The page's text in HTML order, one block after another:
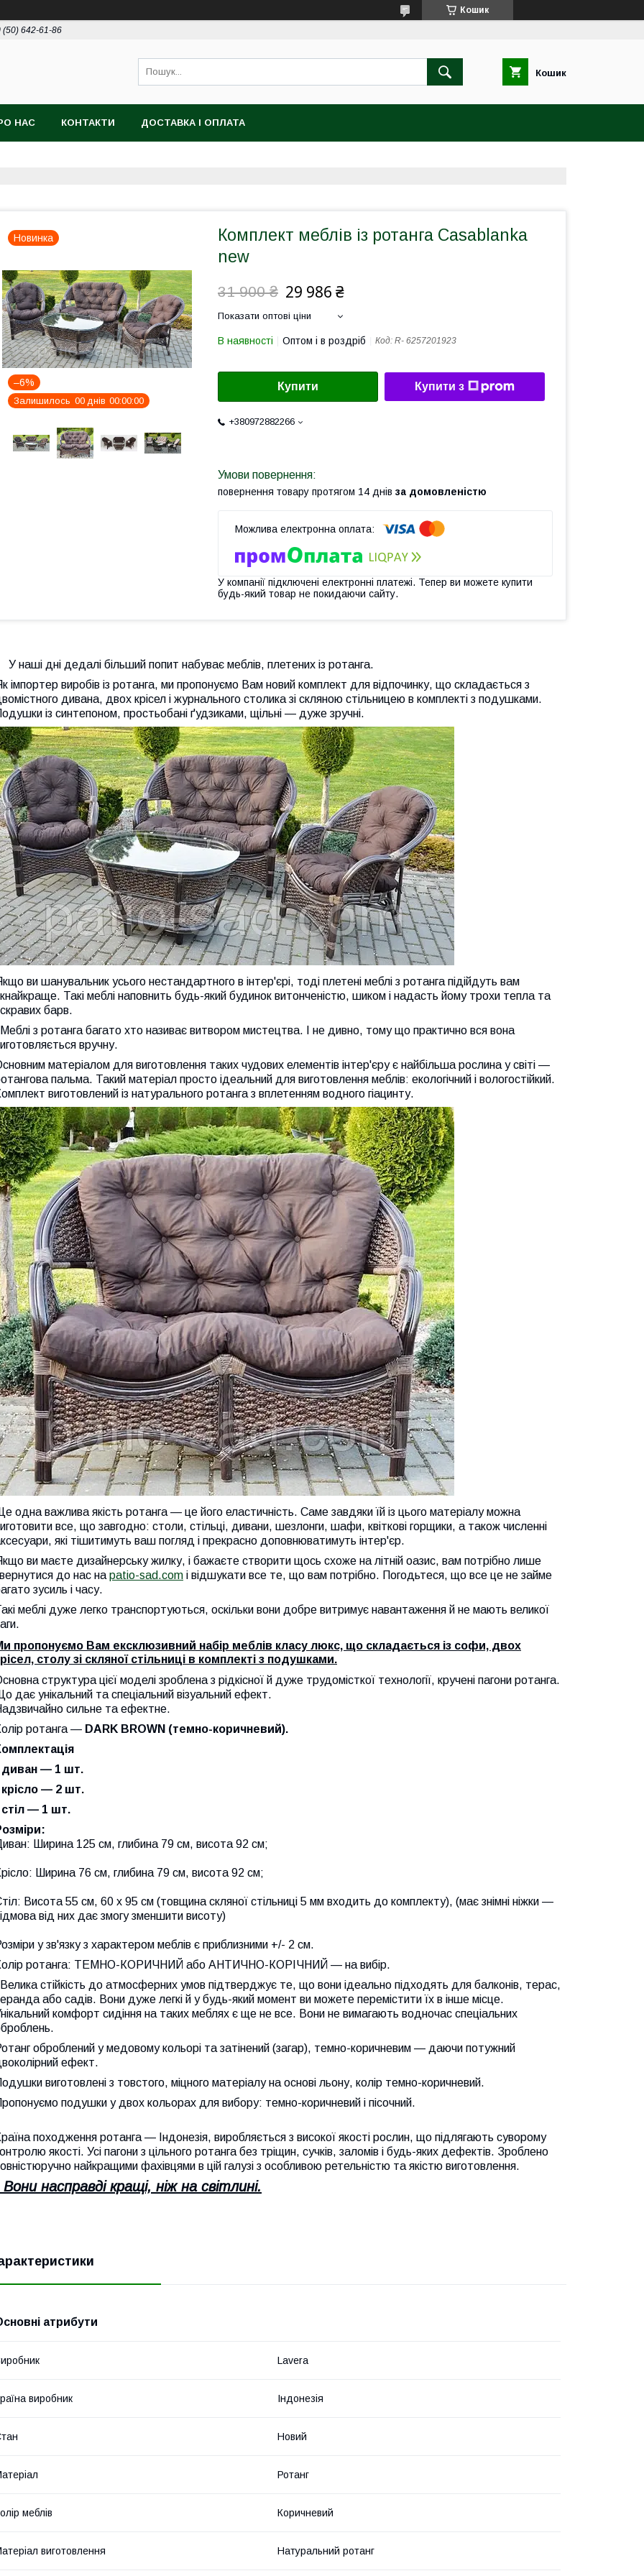
Кошик
(50) 642-61-86
Кошик
НАС КОНТАКТИ ДОСТАВКА І ОПЛАТА
Новинка
–6%
Залишилось 00 днів 00 00 00
Комплект меблів із ротанга Casablanka
new
31 900 ₴ 29 986 ₴
Показати оптові ціни
В наявності Оптом і в роздріб Код: R- 6257201923
Купити Купити з
+380972882266
повернення товару протягом 14 днів за домовленістю
У компанії підключені електронні платежі. Тепер ви можете купити
будь-який товар не покидаючи сайту.
У наші дні дедалі більший попит набуває меблів, плетених із ротанга.
імпортер виробів із ротанга, ми пропонуємо Вам новий комплект для відпочинку, що складається з
дивана, двох крісел і журнального столика зі скляною стільницею в комплекті з подушками.
із синтепоном, простьобані ґудзиками, щільні — дуже зручні.
ви шанувальник усього нестандартного в інтер'єрі, тоді плетені меблі з ротанга підійдуть вам
Такі меблі наповнить будь-який будинок витонченістю, шиком і надасть йому трохи тепла та
барв.
Меблі з ротанга багато хто називає витвором мистецтва. І не дивно, тому що практично вся вона
вручну.
матеріалом для виготовлення таких чудових елементів інтер'єру є найбільша рослина у світі —
пальма. Такий матеріал просто ідеальний для виготовлення меблів: екологічний і вологостійкий.
виготовлений із натурального ротанга з вплетенням водного гіацинту.
одна важлива якість ротанга — це його еластичність. Саме завдяки їй із цього матеріалу можна
все, що завгодно: столи, стільці, дивани, шезлонги, шафи, квіткові горщики, а також численні
які тішитимуть ваш погляд і прекрасно доповнюватимуть інтер'єр.
ви маєте дизайнерську жилку, і бажаєте створити щось схоже на літній оазис, вам потрібно лише
до нас на patio-sad.com і відшукати все те, що вам потрібно. Погодьтеся, що все це не займе
зусиль і часу.
меблі дуже легко транспортуються, оскільки вони добре витримує навантаження й не мають великої
пропонуємо Вам ексклюзивний набір меблів класу люкс, що складається із софи, двох
столу зі скляної стільниці в комплекті з подушками.
структура цієї моделі зроблена з рідкісної й дуже трудомісткої технології, кручені пагони ротанга.
дає унікальний та спеціальний візуальний ефект.
сильне та ефектне.
ротанга — DARK BROWN (темно-коричневий).
диван — 1 шт.
крісло — 2 шт.
стіл — 1 шт.
Ширина 125 см, глибина 79 см, висота 92 см;
Ширина 76 см, глибина 79 см, висота 92 см;
Висота 55 см, 60 х 95 см (товщина скляної стільниці 5 мм входить до комплекту), (має знімні ніжки —
від них дає змогу зменшити висоту)
у зв'язку з характером меблів є приблизними +/- 2 см.
ротанга: ТЕМНО-КОРИЧНИЙ або АНТИЧНО-КОРІЧНИЙ — на вибір.
Велика стійкість до атмосферних умов підтверджує те, що вони ідеально підходять для балконів, терас,
або садів. Вони дуже легкі й у будь-який момент ви можете перемістити їх в інше місце.
комфорт сидіння на таких меблях є ще не все. Вони не вимагають водночас спеціальних
оброблений у медовому кольорі та затінений (загар), темно-коричневим — даючи потужний
ефект.
виготовлені з товстого, міцного матеріалу на основі льону, колір темно-коричневий.
подушки у двох кольорах для вибору: темно-коричневий і пісочний.
походження ротанга — Індонезія, виробляється з високої якості рослин, що підлягають суворому
якості. Усі пагони з цільного ротанга без тріщин, сучків, заломів і будь-яких дефектів. Зроблено
найкращими фахівцями в цій галузі з особливою ретельністю та якістю виготовлення.
Вони насправді кращі, ніж на світлині.
атрибути
Lavera
виробник Індонезія
Новий
Ротанг
меблів Коричневий
виготовлення Натуральний ротанг